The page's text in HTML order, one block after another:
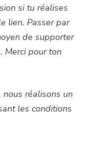
si tu réalises
lien. Passer par
de supporter
Merci pour ton
réalisons un
les conditions